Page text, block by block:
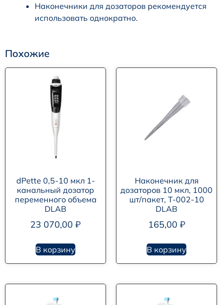
Наконечники для дозаторов рекомендуется
использовать однократно.
Похожие
dPette 0,5-10 мкл 1-
канальный дозатор
переменного объема
DLAB
23 070,00 ₽
В корзину
Наконечник для
дозаторов 10 мкл, 1000
шт/пакет, T-002-10
DLAB
165,00 ₽
В корзину